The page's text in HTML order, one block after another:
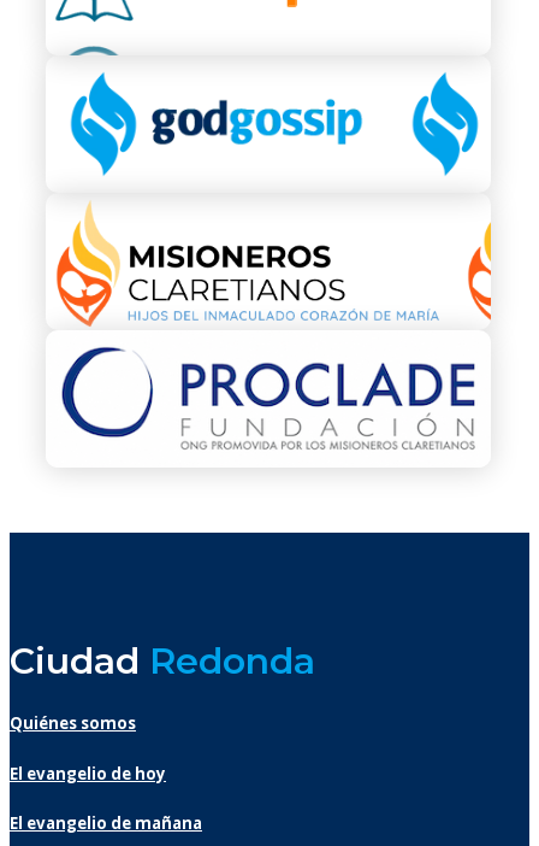
Ciudad Redonda
Quiénes somos
El evangelio de hoy
El evangelio de mañana